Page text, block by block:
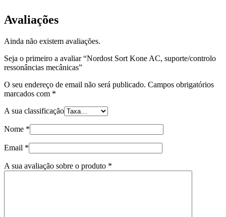
Avaliações
Ainda não existem avaliações.
Seja o primeiro a avaliar “Nordost Sort Kone AC, suporte/controlo
ressonâncias mecânicas”
O seu endereço de email não será publicado. Campos obrigatórios
marcados com *
A sua classificação
Nome *
Email *
A sua avaliação sobre o produto *